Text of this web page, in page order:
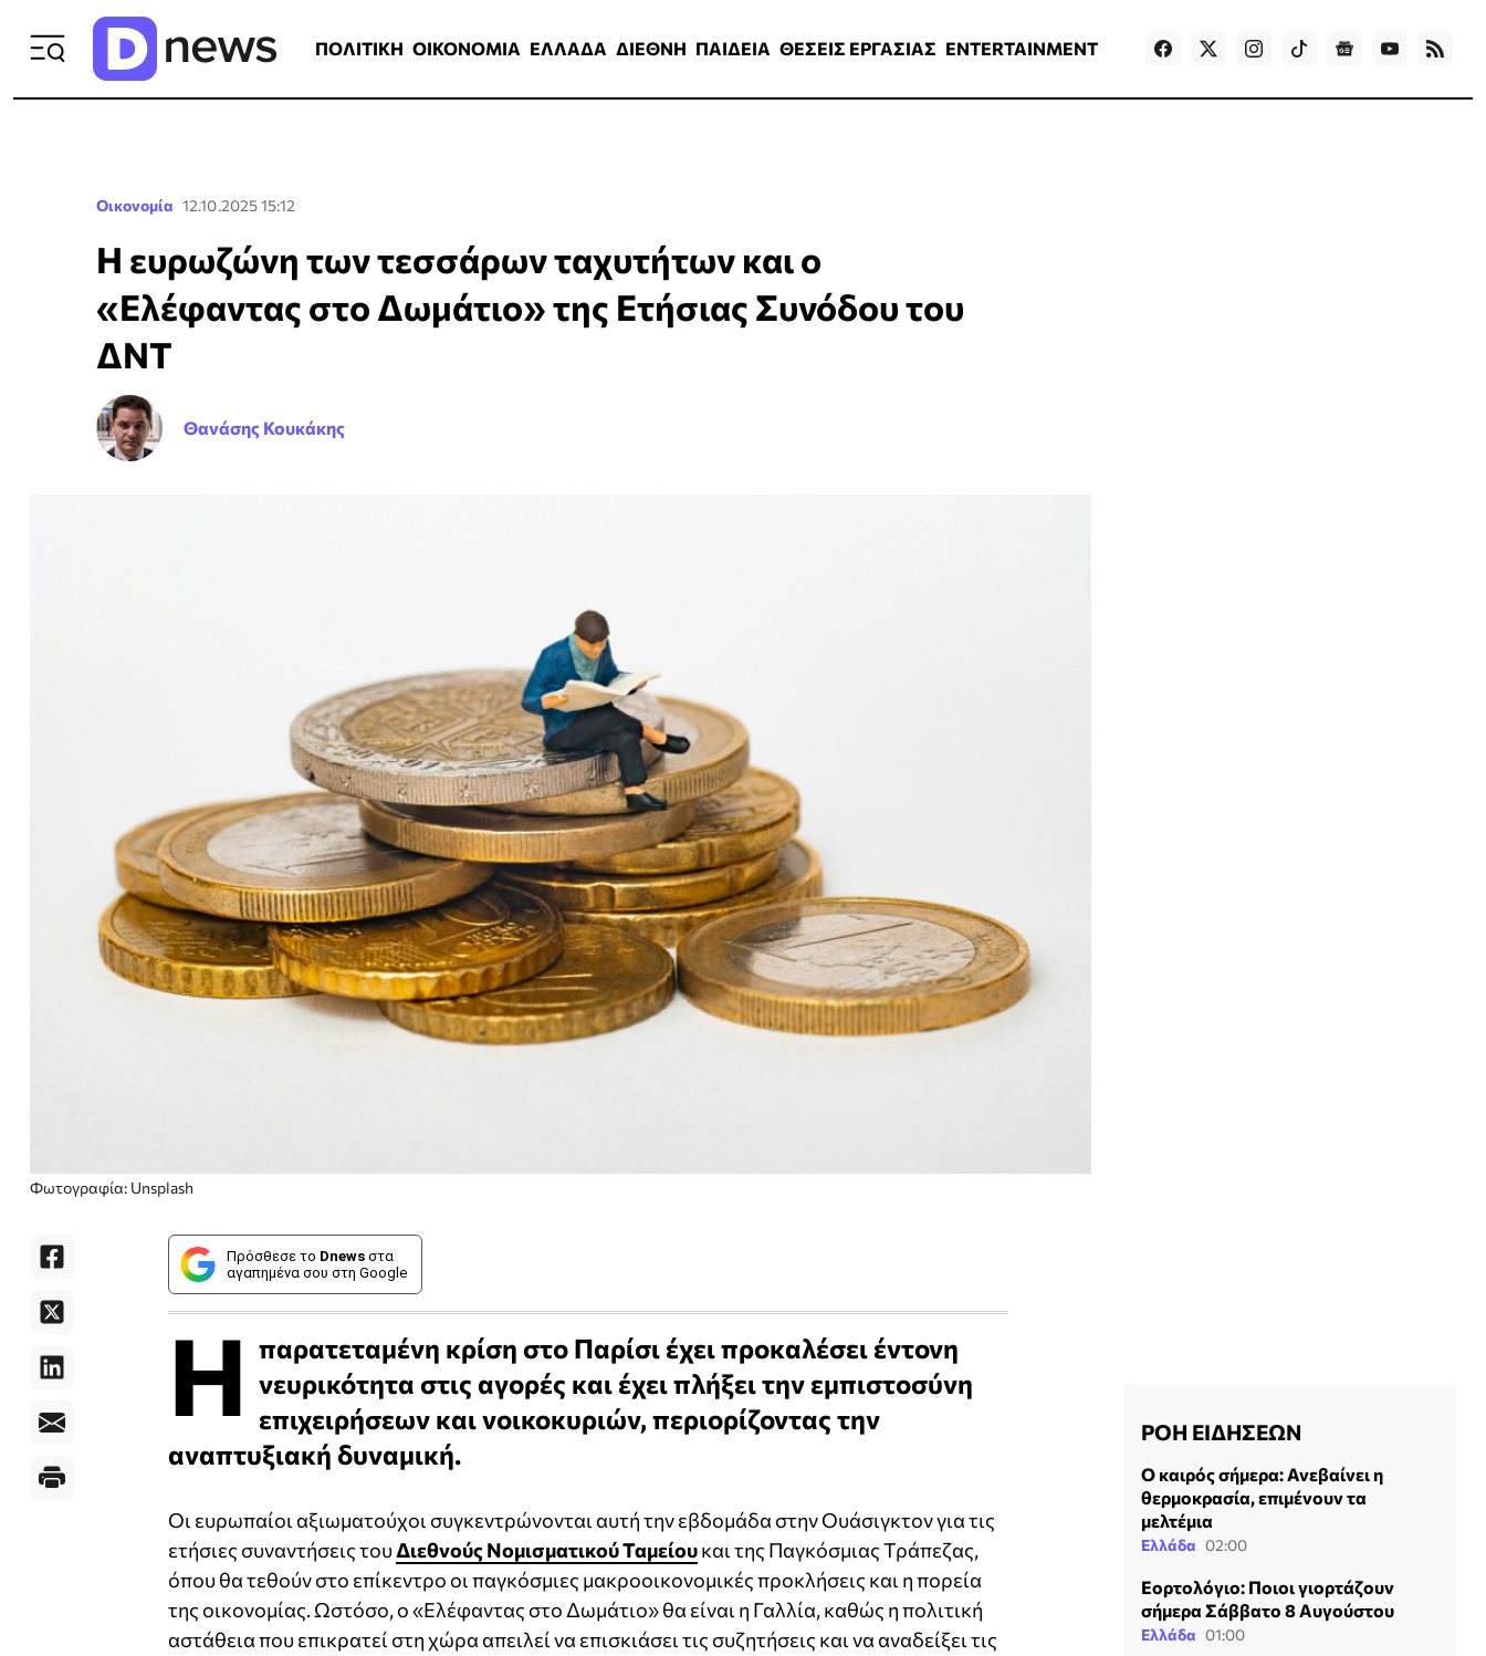
ΠΟΛΙΤΙΚΗ ΟΙΚΟΝΟΜΙΑ ΕΛΛΑΔΑ ΔΙΕΘΝΗ ΠΑΙΔΕΙΑ ΘΕΣΕΙΣ ΕΡΓΑΣΙΑΣ ENTERTAINMENT Games
Οικονομία 12.10.2025 15:12
Η ευρωζώνη των τεσσάρων ταχυτήτων και ο
«Ελέφαντας στο Δωμάτιο» της Ετήσιας Συνόδου του
ΔΝΤ
Θανάσης Κουκάκης
Φωτογραφία: Unsplash
Πρόσθεσε το Dnews στα
αγαπημένα σου στη Google
Η παρατεταμένη κρίση στο Παρίσι έχει προκαλέσει έντονη
νευρικότητα στις αγορές και έχει πλήξει την εμπιστοσύνη
επιχειρήσεων και νοικοκυριών, περιορίζοντας την
αναπτυξιακή δυναμική.
Οι ευρωπαίοι αξιωματούχοι συγκεντρώνονται αυτή την εβδομάδα στην Ουάσιγκτον για τις
ετήσιες συναντήσεις τουΔιεθνούς Νομισματικού Ταμείουκαι της Παγκόσμιας Τράπεζας,
όπου θα τεθούν στο επίκεντρο οι παγκόσμιες μακροοικονομικές προκλήσεις και η πορεία
της οικονομίας. Ωστόσο, ο «Ελέφαντας στο Δωμάτιο» θα είναι η Γαλλία, καθώς η πολιτική
αστάθεια που επικρατεί στη χώρα απειλεί να επισκιάσει τις συζητήσεις και να αναδείξει τις
ΡΟΗ ΕΙΔΗΣΕΩΝ
Ο καιρός σήμερα: Ανεβαίνει η
θερμοκρασία, επιμένουν τα
μελτέμια
Ελλάδα 02:00
Εορτολόγιο: Ποιοι γιορτάζουν
σήμερα Σάββατο 8 Αυγούστου
Ελλάδα 01:00